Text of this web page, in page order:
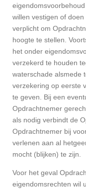
willen vestigen of
verplicht om
hoogte te stellen.
het onder
verzekerd te houden
waterschade alsmede
verzekering op eerste
te geven. Bij een
Opdrachtnemer
als nodig verbindt de
Opdrachtnemer bij
verlenen aan al
mocht (blijken) te zijn.
Voor het geval
eigendomsrechten wil